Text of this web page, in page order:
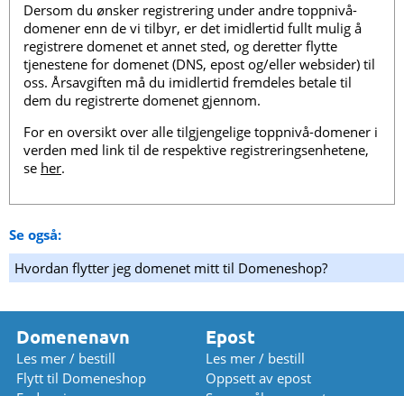
Dersom du ønsker registrering under andre toppnivå-
domener enn de vi tilbyr, er det imidlertid fullt mulig å
registrere domenet et annet sted, og deretter flytte
tjenestene for domenet (DNS, epost og/eller websider) til
oss. Årsavgiften må du imidlertid fremdeles betale til
dem du registrerte domenet gjennom.
For en oversikt over alle tilgjengelige toppnivå-domener i
verden med link til de respektive registreringsenhetene,
se her.
Se også:
Hvordan flytter jeg domenet mitt til Domeneshop?
Domenenavn
Les mer / bestill
Flytt til Domeneshop
Epost
Les mer / bestill
Oppsett av epost